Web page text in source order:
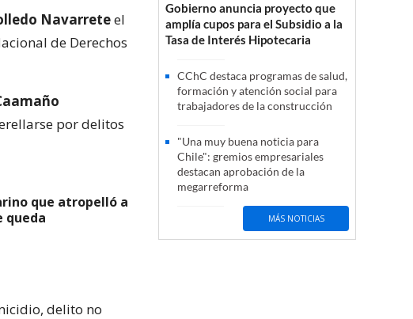
Navarreteel
de Derechos
por delitos
que atropelló a
queda
delito no
Gobierno anuncia proyecto que
amplía cupos para el Subsidio a la
Tasa de Interés Hipotecaria
CChC destaca programas de salud,
formación y atención social para
trabajadores de la construcción
"Una muy buena noticia para
Chile": gremios empresariales
destacan aprobación de la
megarreforma
MÁS NOTICIAS